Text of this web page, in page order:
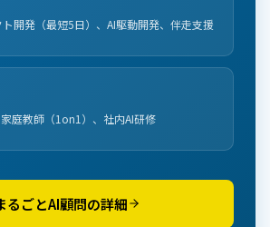
開発（最短5日）、AI駆動開発、伴走支援
庭教師（1on1）、社内AI研修
るごとAI顧問の詳細